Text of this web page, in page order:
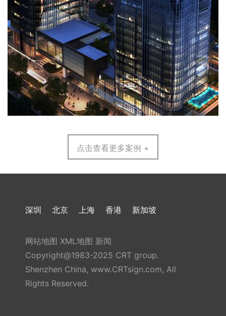
点击查看更多案例 +
深圳 北京 上海 香港 新加坡
网站地图 XML地图 新闻
Copyright@1983-2025 CRT group.
Shenzhen China, www.CRTsign.com, All
Rights Reserved.